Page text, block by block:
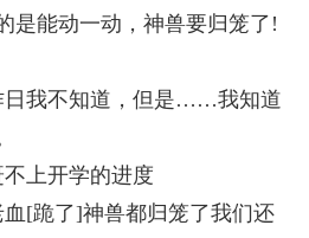
是能动一动，神兽要归笼了!
日我不知道，但是……我知道
上开学的进度
[跪了]神兽都归笼了我们还